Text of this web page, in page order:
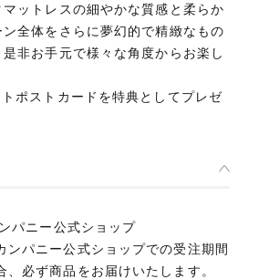
ットレスの細やかな質感と柔らか
全体をさらに夢幻的で精緻なもの
非お手元で様々な角度からお楽し
ポストカードを特典としてプレゼ
パニー公式ショップ
ンパニー公式ショップでの受注期間
、必ず商品をお届けいたします。